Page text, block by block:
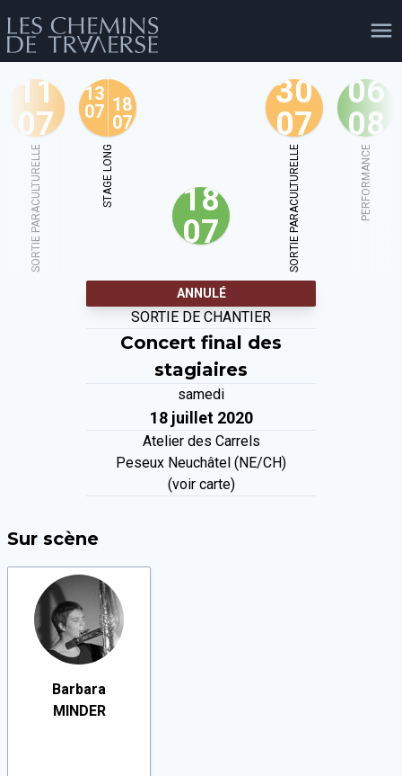
agenda personnes shop
facebook
11
07
SORTIE PARACULTURELLE
13
07 18
07
STAGE LONG
18
07
30
07
SORTIE PARACULTURELLE
06
08
PERFORMANCE
ANNULÉ
SORTIE DE CHANTIER
Concert final des
stagiaires
samedi
18 juillet 2020
Atelier des Carrels
Peseux Neuchâtel (NE/CH)
(voir carte)
Sur scène
Barbara
MINDER